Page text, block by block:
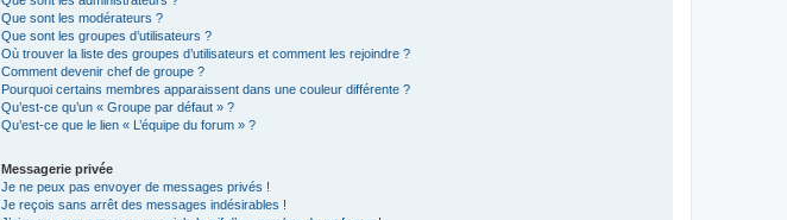
Que sont les modérateurs ?
Que sont les groupes d’utilisateurs ?
Où trouver la liste des groupes d’utilisateurs et comment les rejoindre ?
Comment devenir chef de groupe ?
Pourquoi certains membres apparaissent dans une couleur différente ?
Qu’est-ce qu’un « Groupe par défaut » ?
Qu’est-ce que le lien « L’équipe du forum » ?
Messagerie privée
Je ne peux pas envoyer de messages privés !
Je reçois sans arrêt des messages indésirables !